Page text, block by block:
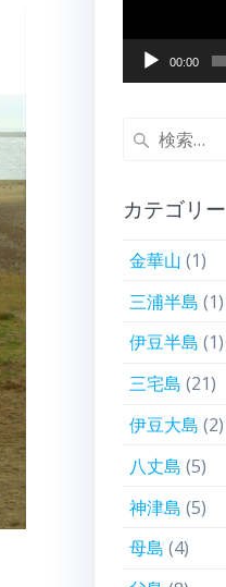
レ
ヤ
00:00
検
カテゴリー
金華山 (1)
三浦半島 (1)
伊豆半島 (1)
三宅島 (21)
伊豆大島 (2)
八丈島 (5)
神津島 (5)
母島 (4)